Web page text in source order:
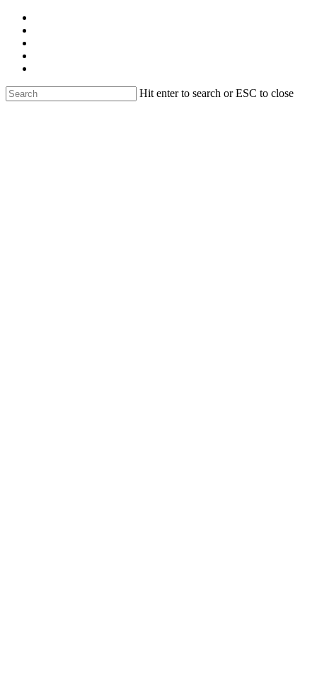
Skip
main
content
Hit enter to search or ESC to close